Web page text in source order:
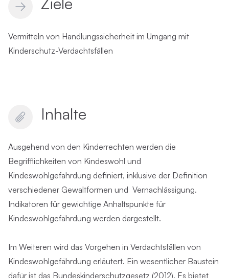
Vermitteln von Handlungssicherheit im Umgang mit
Kinderschutz-Verdachtsfällen
Inhalte
Ausgehend von den Kinderrechten werden die
Begrifflichkeiten von Kindeswohl und
Kindeswohlgefährdung definiert, inklusive der Definition
verschiedener Gewaltformen und Vernachlässigung.
Indikatoren für gewichtige Anhaltspunkte für
Kindeswohlgefährdung werden dargestellt.
Im Weiteren wird das Vorgehen in Verdachtsfällen von
Kindeswohlgefährdung erläutert. Ein wesentlicher Baustein
dafür ist das Bundeskinderschutzgesetz (2012). Es bietet